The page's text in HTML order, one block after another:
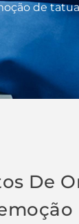
de
De